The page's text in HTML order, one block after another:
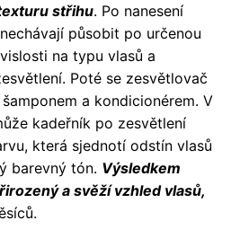
střihu. Po nanesení
působit po určenou
na typu vlasů a
Poté se zesvětlovač
a kondicionérem. V
kadeřník po zesvětlení
která sjednotí odstín vlasů
barevný tón. Výsledkem
a svěží vzhled vlasů,